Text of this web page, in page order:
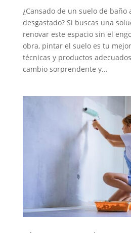
¿Cansado de un suelo de baño
desgastado? Si buscas una
renovar este espacio sin el
obra, pintar el suelo es tu
técnicas y productos
cambio sorprendente y...